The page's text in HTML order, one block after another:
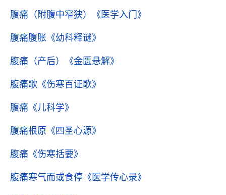
腹痛（附腹中窄狭） 《医学入门》
腹痛腹胀 《幼科释谜》
腹痛（产后） 《金匮悬解》
腹痛歌 《伤寒百证歌》
腹痛 《儿科学》
腹痛根原 《四圣心源》
腹痛 《伤寒括要》
腹痛寒气而或食停 《医学传心录》